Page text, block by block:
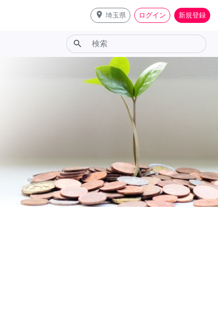
place 埼玉県 ログイン 新規登録
search